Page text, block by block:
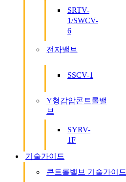
SRTV-
1/SWCV-
6
전자밸브
SSCV-1
Y형감압콘트롤밸
브
SYRV-
1F
기술가이드
콘트롤밸브 기술가이드